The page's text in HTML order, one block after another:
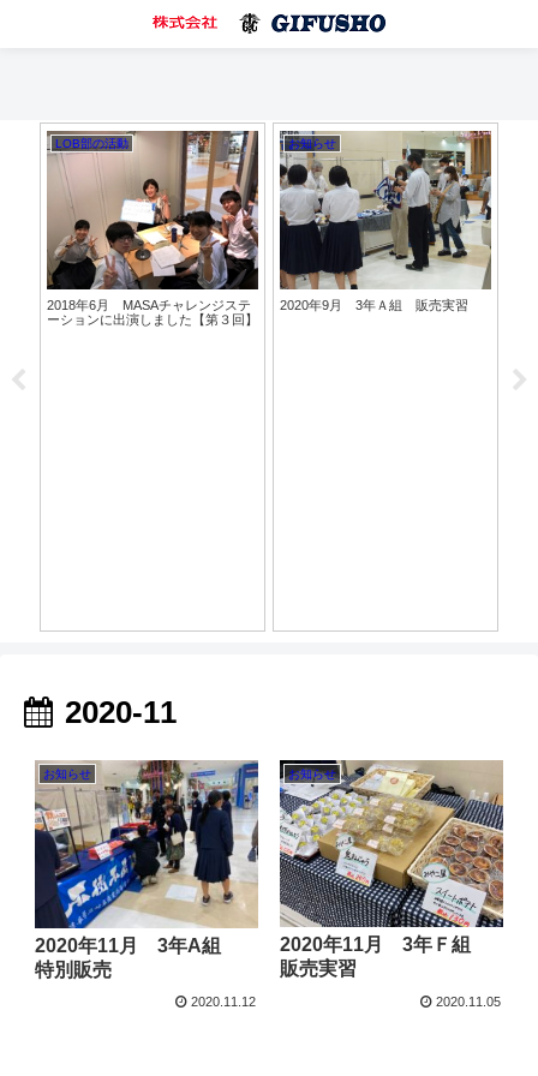
LOB部の活動
2018年6月 MASAチャレンジステ
ーションに出演しました【第３回】
お知らせ
2020年9月 3年Ａ組 販売実習
2020-11
お知らせ
2020年11月 3年A組
特別販売
2020.11.12
お知らせ
2020年11月 3年Ｆ組
販売実習
2020.11.05